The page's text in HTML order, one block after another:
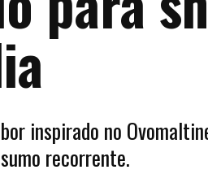
inspirado no
recorrente.